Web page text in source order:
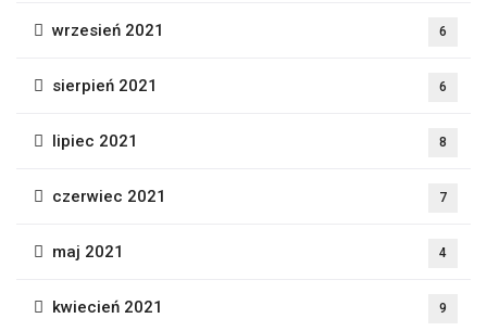
wrzesień 2021 6
sierpień 2021 6
lipiec 2021 8
czerwiec 2021 7
maj 2021 4
kwiecień 2021 9